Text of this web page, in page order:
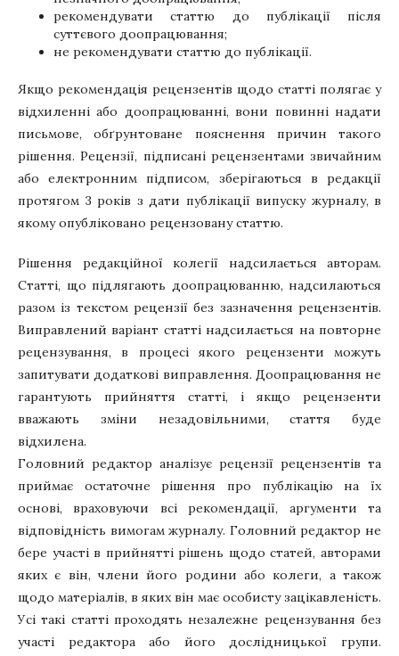
рекомендувати статтю до публікації після
суттєвого доопрацювання;
не рекомендувати статтю до публікації.
Якщо рекомендація рецензентів щодо статті полягає у
відхиленні або доопрацюванні, вони повинні надати
письмове, обґрунтоване пояснення причин такого
рішення. Рецензії, підписані рецензентами звичайним
або електронним підписом, зберігаються в редакції
протягом 3 років з дати публікації випуску журналу, в
якому опубліковано рецензовану статтю.
Рішення редакційної колегії надсилається авторам.
Статті, що підлягають доопрацюванню, надсилаються
разом із текстом рецензії без зазначення рецензентів.
Виправлений варіант статті надсилається на повторне
рецензування, в процесі якого рецензенти можуть
запитувати додаткові виправлення. Доопрацювання не
гарантують прийняття статті, і якщо рецензенти
вважають зміни незадовільними, стаття буде
відхилена.
Головний редактор аналізує рецензії рецензентів та
приймає остаточне рішення про публікацію на їх
основі, враховуючи всі рекомендації, аргументи та
відповідність вимогам журналу. Головний редактор не
бере участі в прийнятті рішень щодо статей, авторами
яких є він, члени його родини або колеги, а також
щодо матеріалів, в яких він має особисту зацікавленість.
Усі такі статті проходять незалежне рецензування без
участі редактора або його дослідницької групи.